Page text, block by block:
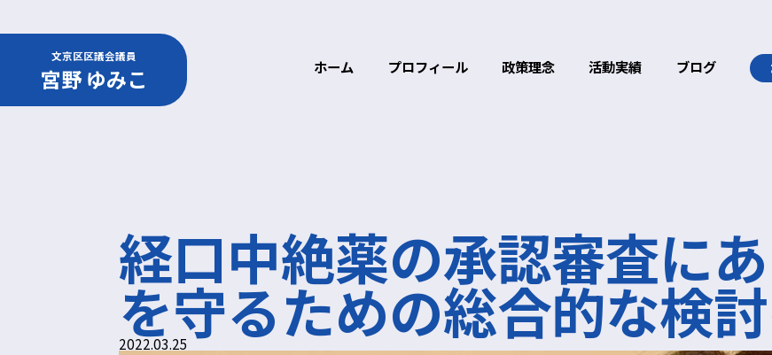
文京区区議会議員
宮野 ゆみこ ホーム プロフィール 政策理念 活動実績 ブログ
経口中絶薬の承認審査に
を守るための総合的な検
2022.03.25